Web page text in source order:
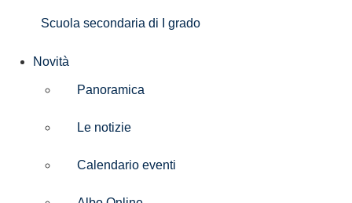
Scuola secondaria di I grado
Novità
Panoramica
Le notizie
Calendario eventi